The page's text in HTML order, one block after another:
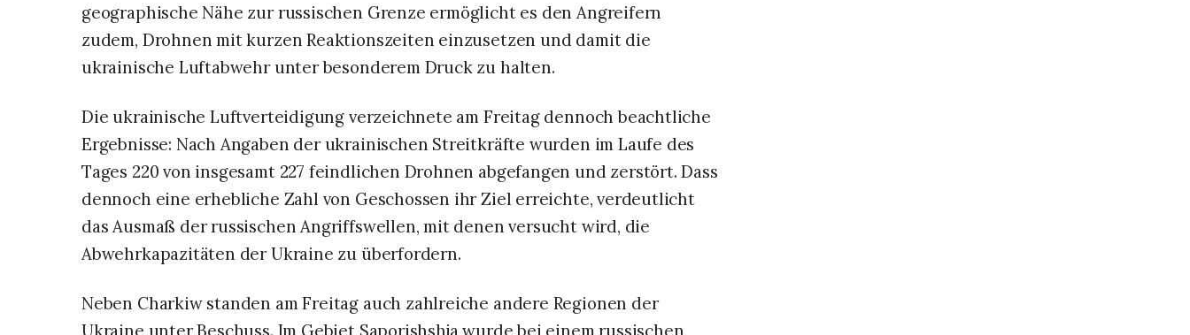
geographische Nähe zur russischen Grenze ermöglicht es den Angreifern
zudem, Drohnen mit kurzen Reaktionszeiten einzusetzen und damit die
ukrainische Luftabwehr unter besonderem Druck zu halten.
Die ukrainische Luftverteidigung verzeichnete am Freitag dennoch beachtliche
Ergebnisse: Nach Angaben der ukrainischen Streitkräfte wurden im Laufe des
Tages 220 von insgesamt 227 feindlichen Drohnen abgefangen und zerstört. Dass
dennoch eine erhebliche Zahl von Geschossen ihr Ziel erreichte, verdeutlicht
das Ausmaß der russischen Angriffswellen, mit denen versucht wird, die
Abwehrkapazitäten der Ukraine zu überfordern.
Neben Charkiw standen am Freitag auch zahlreiche andere Regionen der
Ukraine unter Beschuss. Im Gebiet Saporishshja wurde bei einem russischen